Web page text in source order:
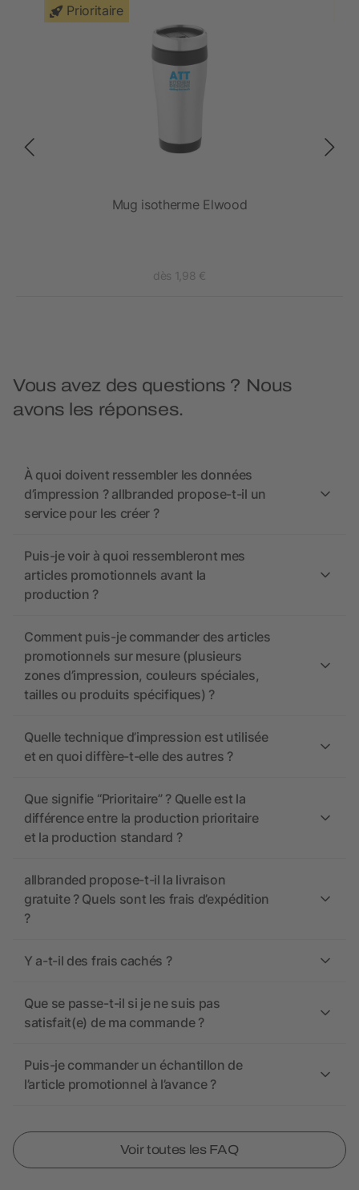
Prioritaire
Mug isotherme Elwood
dès 1,98 €
Vous avez des questions ? Nous
avons les réponses.
À quoi doivent ressembler les données
d’impression ? allbranded propose-t-il un
service pour les créer ?
Puis-je voir à quoi ressembleront mes
articles promotionnels avant la
production ?
Comment puis-je commander des articles
promotionnels sur mesure (plusieurs
zones d’impression, couleurs spéciales,
tailles ou produits spécifiques) ?
Quelle technique d’impression est utilisée
et en quoi diffère-t-elle des autres ?
Que signifie “Prioritaire” ? Quelle est la
différence entre la production prioritaire
et la production standard ?
allbranded propose-t-il la livraison
gratuite ? Quels sont les frais d’expédition
?
Y a-t-il des frais cachés ?
Que se passe-t-il si je ne suis pas
satisfait(e) de ma commande ?
Puis-je commander un échantillon de
l’article promotionnel à l’avance ?
Voir toutes les FAQ